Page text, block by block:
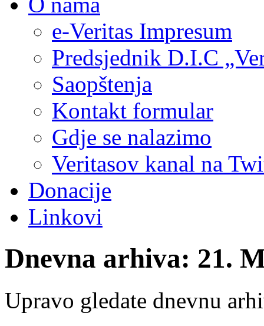
e-Veritas Impresum
Predsjednik D.I.C
Saopštenja
Kontakt formular
Gdje se nalazimo
Veritasov kanal na
Donacije
Linkovi
Dnevna arhiva: 21.
Upravo gledate dnevnu